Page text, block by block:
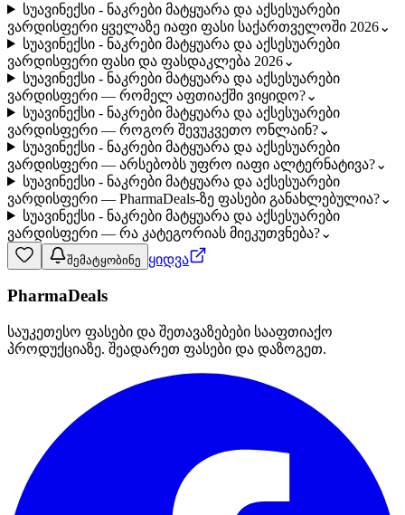
სუავინექსი - ნაკრები მატყუარა და აქსესუარები
ვარდისფერი ყველაზე იაფი ფასი საქართველოში 2026⌄
სუავინექსი - ნაკრები მატყუარა და აქსესუარები
ვარდისფერი ფასი და ფასდაკლება 2026⌄
სუავინექსი - ნაკრები მატყუარა და აქსესუარები
ვარდისფერი — რომელ აფთიაქში ვიყიდო?⌄
სუავინექსი - ნაკრები მატყუარა და აქსესუარები
ვარდისფერი — როგორ შევუკვეთო ონლაინ?⌄
სუავინექსი - ნაკრები მატყუარა და აქსესუარები
ვარდისფერი — არსებობს უფრო იაფი ალტერნატივა?⌄
სუავინექსი - ნაკრები მატყუარა და აქსესუარები
ვარდისფერი — PharmaDeals-ზე ფასები განახლებულია?⌄
სუავინექსი - ნაკრები მატყუარა და აქსესუარები
ვარდისფერი — რა კატეგორიას მიეკუთვნება?⌄
შემატყობინე ყიდვა
PharmaDeals
საუკეთესო ფასები და შეთავაზებები სააფთიაქო
პროდუქციაზე. შეადარეთ ფასები და დაზოგეთ.